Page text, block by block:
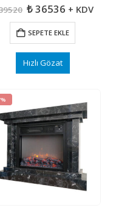
Orijinal
₺ 39520.
₺36536Şu
fiyat:
₺ 36536.
+ KDV
SEPETE EKLE
Hızlı Gözat